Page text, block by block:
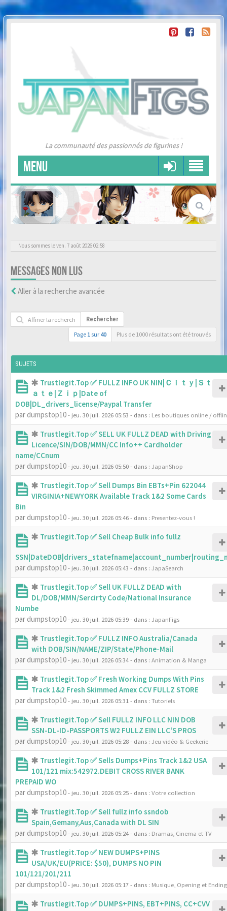
La communauté des passionnés de figurines !
MENU
Nous sommes le ven. 7 août 2026 02:58
MESSAGES NON LUS
Aller à la recherche avancée
Rechercher
Page 1 sur 40 Plus de 1000 résultats ont été trouvés
SUJETS
Trustlegit.Top ✅ FULLZ INFO UK NIN|Ｃｉｔｙ|Ｓｔ
ａｔｅ|Ｚｉｐ|Date of
DOB|DL_drivers_license/Paypal Transfer
par dumpstop10- jeu. 30 juil. 2026 05:53 - dans : Les boutiques online /
Trustlegit.Top ✅ SELL UK FULLZ DEAD with Driving
Licence/SIN/DOB/MMN/CC Info++ Cardholder
name/CCnum
par dumpstop10- jeu. 30 juil. 2026 05:50- dans : JapanShop
Trustlegit.Top ✅ Sell Dumps Bin EBTs+Pin 622044
VIRGINIA+NEWYORK Available Track 1&2 Some Cards
Bin
par dumpstop10- jeu. 30 juil. 2026 05:46- dans : Presentez-vous !
Trustlegit.Top ✅ Sell Cheap Bulk info fullz
par dumpstop10- jeu. 30 juil. 2026 05:43 - dans : JapaSearch
Trustlegit.Top ✅ Sell UK FULLZ DEAD with
DL/DOB/MMN/Sercirty Code/National Insurance
Numbe
par dumpstop10- jeu. 30 juil. 2026 05:39- dans : JapanFigs
Trustlegit.Top ✅ FULLZ INFO Australia/Canada
with DOB/SIN/NAME/ZIP/State/Phone-Mail
par dumpstop10- jeu. 30 juil. 2026 05:34- dans : Animation & Manga
Trustlegit.Top ✅ Fresh Working Dumps With Pins
Track 1&2 Fresh Skimmed Amex CCV FULLZ STORE
par dumpstop10- jeu. 30 juil. 2026 05:31 - dans : Tutoriels
Trustlegit.Top ✅ Sell FULLZ INFO LLC NIN DOB
SSN-DL-ID-PASSPORTS W2 FULLZ EIN LLC'S PROS
par dumpstop10- jeu. 30 juil. 2026 05:28- dans : Jeu vidéo & Geekerie
Trustlegit.Top ✅ Sells Dumps+Pins Track 1&2 USA
101/121 mix:542972.DEBIT CROSS RIVER BANK
PREPAID WO
par dumpstop10- jeu. 30 juil. 2026 05:25- dans : Votre collection
Trustlegit.Top ✅ Sell fullz info ssndob
Spain,Gemany,Aus,Canada with DL SIN
par dumpstop10- jeu. 30 juil. 2026 05:24- dans : Dramas, Cinema et TV
Trustlegit.Top ✅ NEW DUMPS+PINS
USA/UK/EU(PRICE: $50), DUMPS NO PIN
101/121/201/211
par dumpstop10- jeu. 30 juil. 2026 05:17- dans : Musique, Opening et Ending
Trustlegit.Top ✅ DUMPS+PINS, EBT+PINS, CC+CVV